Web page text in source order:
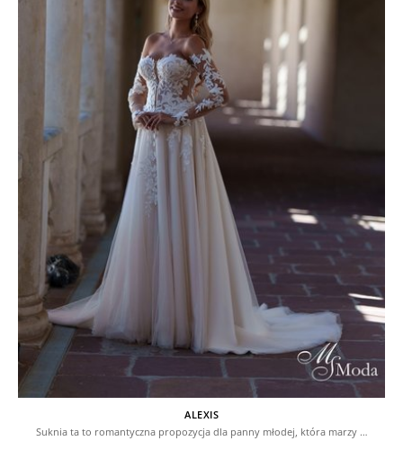
ALEXIS
Suknia ta to romantyczna propozycja dla panny młodej, która marzy …